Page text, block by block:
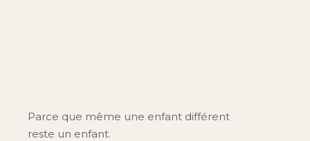
Parce que même une enfant différent
reste un enfant.